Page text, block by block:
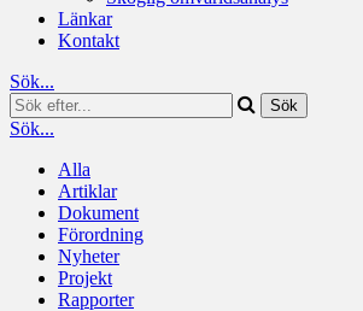
Länkar
Kontakt
Sök...
Sök...
Alla
Artiklar
Dokument
Förordning
Nyheter
Projekt
Rapporter